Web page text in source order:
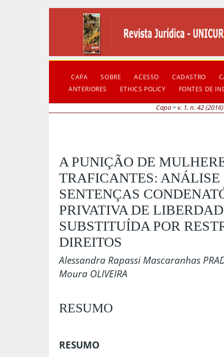
CAPA SOBRE ACESSO CADASTRO
ANTERIORES
ETHICS POLICY FONTES DE
Capa>v. 1, n. 42 (2016)
A PUNIÇÃO DE
TRAFICANTES: ANÁLISE
SENTENÇAS
PRIVATIVA DE
SUBSTITUÍDA POR
DIREITOS
Alessandra Rapassi Mascaranhas
Moura OLIVEIRA
RESUMO
RESUMO